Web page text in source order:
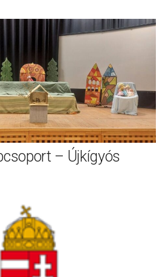
– Újkígyós